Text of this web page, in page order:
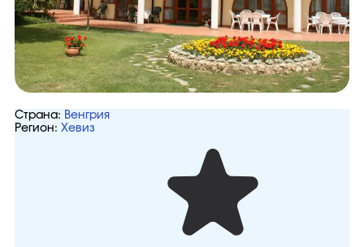
Страна: Венгрия
Регион: Хевиз